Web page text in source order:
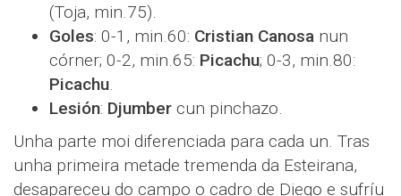
(Toja, min.75).
Goles: 0-1, min.60: Cristian Canosa nun
córner; 0-2, min.65: Picachu; 0-3, min.80:
Picachu
Lesión: Djumber cun pinchazo.
Unha parte moi diferenciada para cada un. Tras
unha primeira metade tremenda da Esteirana,
desapareceu do campo o cadro de Diego e sufríu